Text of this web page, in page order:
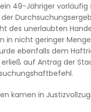
49-Jähriger
des unerlaubten
in nicht geringer
ebenfalls dem
auf Antrag der
kamen in